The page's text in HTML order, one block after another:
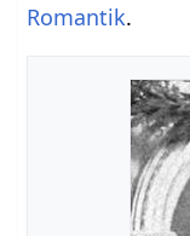
Romantik.